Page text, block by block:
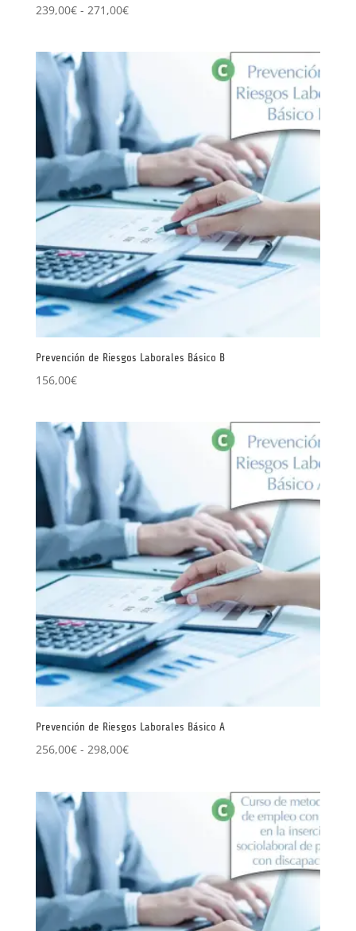
239,00€ - 271,00€Rango
239,00€
hasta
271,00€
Prevención de Riesgos Laborales Básico B
156,00€
Prevención de Riesgos Laborales Básico A
256,00€ - 298,00€Rango
256,00€
hasta
298,00€